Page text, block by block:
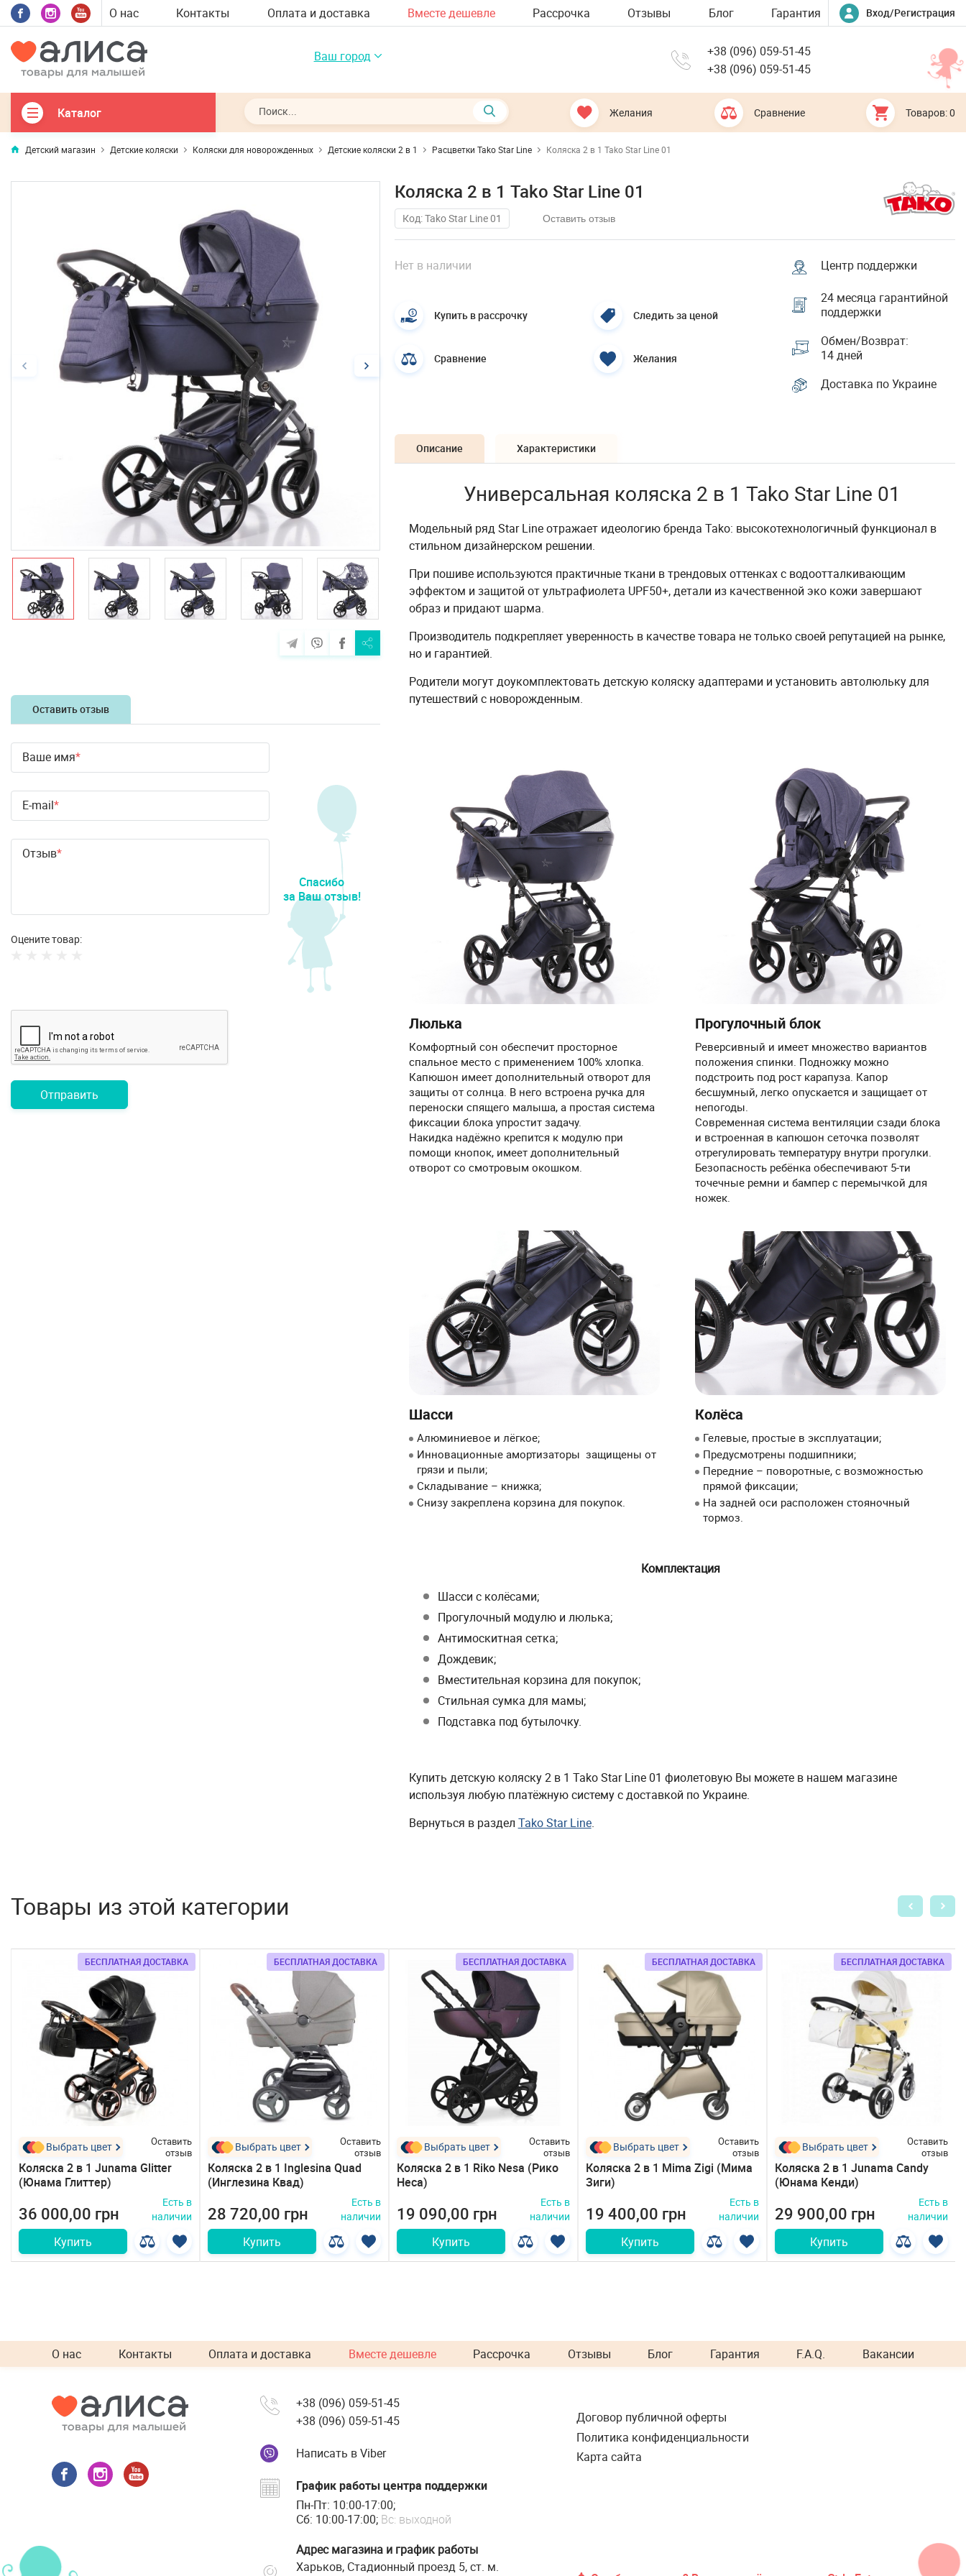
О нас Контакты Оплата и доставка Вместе дешевле Рассрочка Отзывы Блог Гарантия Вход/Регистрация
Ваш город
+38 (096) 059-51-45
+38 (096) 059-51-45
Каталог Желания Сравнение Товаров: 0
Детский магазин Детские коляски Коляски для новорожденных Детские коляски 2 в 1 Расцветки Tako Star Line Коляска 2 в 1 Tako Star Line 01
Оставить отзыв
Ваше имя
E-mail
Отзыв
Оцените товар:
Отправить
Спасибо
за Ваш отзыв!
Коляска 2 в 1 Tako Star Line 01
Код: Tako Star Line 01 Оставить отзыв
Нет в наличии
Купить в рассрочку Следить за ценой
Сравнение Желания
Центр поддержки
24 месяца гарантийной
поддержки
Обмен/Возврат:
14 дней
Доставка по Украине
Описание Характеристики
Универсальная коляска 2 в 1 Tako Star Line 01
Модельный ряд Star Line отражает идеологию бренда Tako: высокотехнологичный функционал в
стильном дизайнерском решении.
При пошиве используются практичные ткани в трендовых оттенках с водоотталкивающим
эффектом и защитой от ультрафиолета UPF50+, детали из качественной эко кожи завершают
образ и придают шарма.
Производитель подкрепляет уверенность в качестве товара не только своей репутацией на рынке,
но и гарантией.
Родители могут доукомплектовать детскую коляску адаптерами и установить автолюльку для
путешествий с новорожденным.
Люлька
Комфортный сон обеспечит просторное
спальное место с применением 100% хлопка.
Капюшон имеет дополнительный отворот для
защиты от солнца. В него встроена ручка для
переноски спящего малыша, а простая система
фиксации блока упростит задачу.
Накидка надёжно крепится к модулю при
помощи кнопок, имеет дополнительный
отворот со смотровым окошком.
Прогулочный блок
Реверсивный и имеет множество вариантов
положения спинки. Подножку можно
подстроить под рост карапуза. Капор
бесшумный, легко опускается и защищает от
непогоды.
Современная система вентиляции сзади блока
и встроенная в капюшон сеточка позволят
отрегулировать температуру внутри прогулки.
Безопасность ребёнка обеспечивают 5-ти
точечные ремни и бампер с перемычкой для
ножек.
Шасси
Алюминиевое и лёгкое;
Инновационные амортизаторы защищены от
грязи и пыли;
Складывание – книжка;
Снизу закреплена корзина для покупок.
Колёса
Гелевые, простые в эксплуатации;
Предусмотрены подшипники;
Передние – поворотные, с возможностью
прямой фиксации;
На задней оси расположен стояночный
тормоз.
Комплектация
Шасси с колёсами;
Прогулочный модулю и люлька;
Антимоскитная сетка;
Дождевик;
Вместительная корзина для покупок;
Стильная сумка для мамы;
Подставка под бутылочку.
Купить детскую коляску 2 в 1 Tako Star Line 01 фиолетовую Вы можете в нашем магазине
используя любую платёжную систему с доставкой по Украине.
Вернуться в раздел Tako Star Line.
Товары из этой категории
БЕСПЛАТНАЯ ДОСТАВКА
Выбрать цвет
Оставить
отзыв
Коляска 2 в 1 Junama Glitter
(Юнама Глиттер)
36 000,00 грн
Есть в
наличии
Купить
БЕСПЛАТНАЯ ДОСТАВКА
Выбрать цвет
Оставить
отзыв
Коляска 2 в 1 Inglesina Quad
(Инглезина Квад)
28 720,00 грн
Есть в
наличии
Купить
БЕСПЛАТНАЯ ДОСТАВКА
Выбрать цвет
Оставить
отзыв
Коляска 2 в 1 Riko Nesa (Рико
Неса)
19 090,00 грн
Есть в
наличии
Купить
БЕСПЛАТНАЯ ДОСТАВКА
Выбрать цвет
Оставить
отзыв
Коляска 2 в 1 Mima Zigi (Мима
Зиги)
19 400,00 грн
Есть в
наличии
Купить
БЕСПЛАТНАЯ ДОСТАВКА
Выбрать цвет
Оставить
отзыв
Коляска 2 в 1 Junama Candy
(Юнама Кенди)
29 900,00 грн
Есть в
наличии
Купить
О нас Контакты Оплата и доставка Вместе дешевле Рассрочка Отзывы Блог Гарантия F.A.Q. Вакансии
+38 (096) 059-51-45
+38 (096) 059-51-45
Написать в Viber
График работы центра поддержки
Пн-Пт: 10:00-17:00;
Сб: 10:00-17:00; Вс: выходной
Адрес магазина и график работы
Харьков, Стадионный проезд 5, ст. м.
Договор публичной оферты
Политика конфиденциальности
Карта сайта